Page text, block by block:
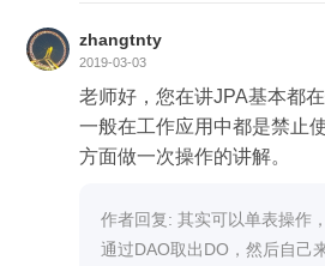
zhangtnty
2019-03-03
老师好，您在讲JPA基本都
一般在工作应用中都是禁止
方面做一次操作的讲解。
作者回复: 其实可以单表操作
通过DAO取出DO，然后自己